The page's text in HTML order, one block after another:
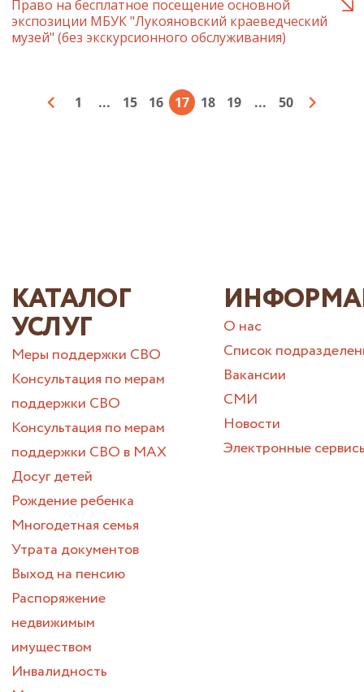
Право на бесплатное посещение основной
экспозиции МБУК "Лукояновский краеведческий
музей" (без экскурсионного обслуживания)
1 ... 15 16 17 18 19 ... 50
КАТАЛОГ
УСЛУГ
Меры поддержки СВО
Консультация по мерам
поддержки СВО
Консультация по мерам
поддержки СВО в МАХ
Досуг детей
Рождение ребенка
Многодетная семья
Утрата документов
Выход на пенсию
Распоряжение
недвижимым
имуществом
Инвалидность
О нас
Список
Вакансии
СМИ
Новости
Электронные